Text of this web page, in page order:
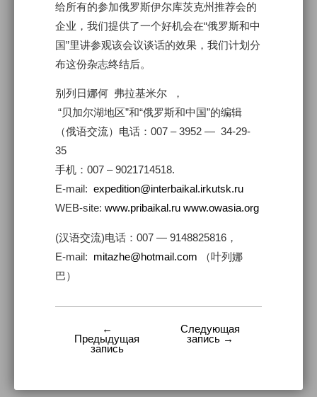
给所有的参加俄罗斯伊尔库茨克州推荐会的
企业，我们提供了一个好机会在“俄罗斯和中
国”里讲参观该会议谈话的效果，我们计划分
布这份杂志终结后。
别列日娜何 弗拉基米尔 ，
“贝加尔湖地区”和“俄罗斯和中国”的编辑
（俄语交流）电话：007 – 3952 — 34-29-
35
手机：007 – 9021714518.
E-mail:expedition@interbaikal.irkutsk.ru
WEB-site:www.pribaikal.ru www.owasia.org
(汉语交流)电话：007 — 9148825816，
E-mail: mitazhe@hotmail.com （叶列娜
巴）
Навигация←
Предыдущая
запись
Следующая
запись →